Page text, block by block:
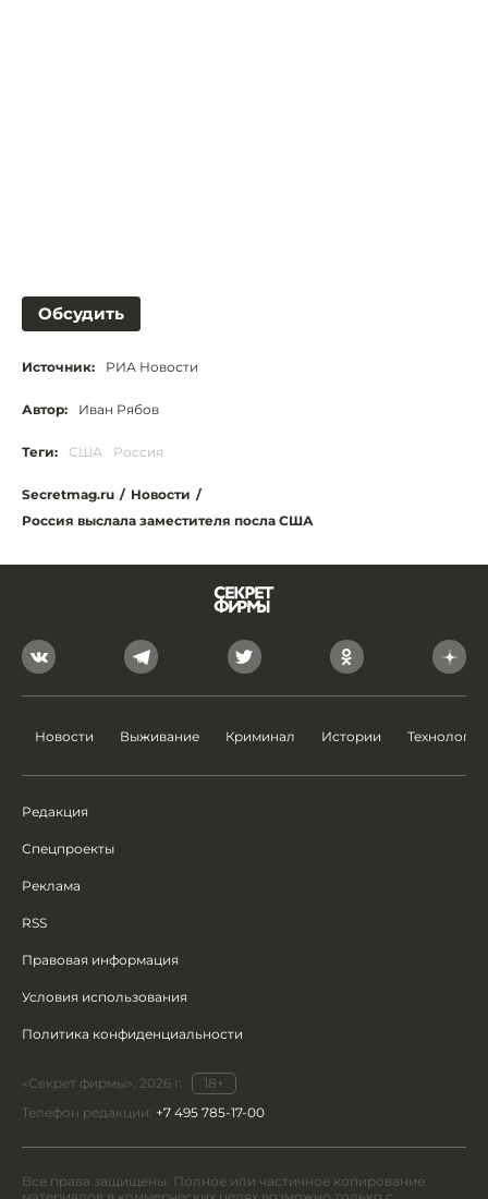
Обсудить
Источник: РИА Новости
Автор: Иван Рябов
Теги: США Россия
Secretmag.ru / Новости /
Россия выслала заместителя посла США
Новости Выживание Криминал Истории Технологии
Редакция
Спецпроекты
Реклама
RSS
Правовая информация
Условия использования
Политика конфиденциальности
«Секрет фирмы», 2026 г.
18+
Телефон редакции: +7 495 785-17-00
Все права защищены. Полное или частичное копирование